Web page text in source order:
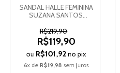
SANDAL HALLE FEMININA
SUZANA SANTOS
R$219,90
R$119,90
ou R$101,92no pix
6x de R$19,98 sem juros